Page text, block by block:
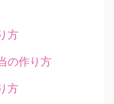
方
の作り方
方